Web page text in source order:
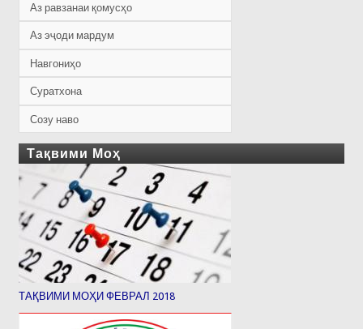
Аз равзанаи қомусҳо
Аз эҷоди мардум
Навгониҳо
Суратхона
Созу наво
Тақвими Моҳ
ТАҚВИМИ МОҲИ ФЕВРАЛ 2018